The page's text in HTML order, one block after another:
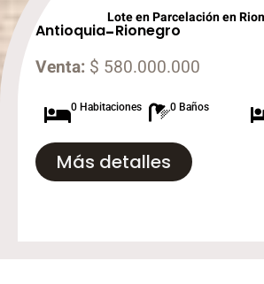
Lote en Parcelación en
Antioquia-Rionegro
Venta: $ 580.000.000
0 Habitaciones 0 Baños
Más detalles